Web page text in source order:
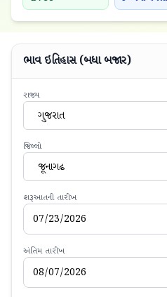
ભાવ ઇતિહાસ (બધા બજાર)
રાજ્ય
ગુજરાત
જિલ્લો
જૂનાગઢ
શરૂઆતની તારીખ
અંતિમ તારીખ